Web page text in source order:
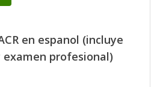
en espanol (incluye
examen profesional)